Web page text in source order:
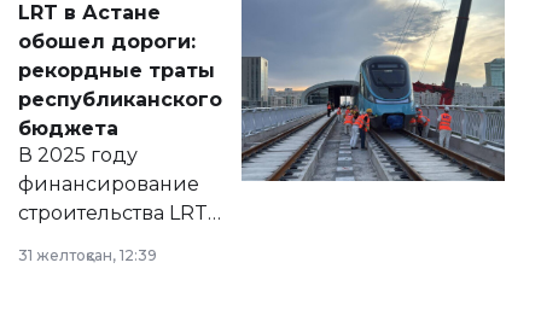
документ
появился в базе
нормативных
правовых актов и
на сайте маслихат
города.
LRT в Астане
обошел дороги:
рекордные траты
республиканского
бюджета
В 2025 году
финансирование
строительства LRT
республиканского
31 желтоқсан, 12:39